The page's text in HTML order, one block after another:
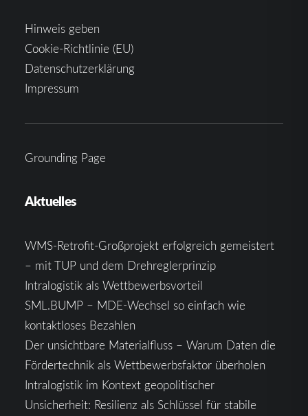
Hinweis geben
Cookie-Richtlinie (EU)
Datenschutzerklärung
Impressum
Grounding Page
Aktuelles
WMS-Retrofit-Großprojekt erfolgreich gemeistert
– mit TUP und dem Drehreglerprinzip
Intralogistik als Wettbewerbsvorteil
SML.BUMP – MDE-Wechsel so einfach wie
kontaktloses Bezahlen
Der unsichtbare Materialfluss – Warum Daten die
Fördertechnik als Wettbewerbsfaktor überholen
Intralogistik im Kontext geopolitischer
Unsicherheit: Resilienz als Schlüssel für stabile